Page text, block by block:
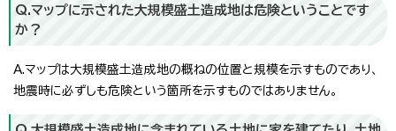
Q.マップに示された大規模盛土造成地は危険ということです
か？
A.マップは大規模盛土造成地の概ねの位置と規模を示すものであり、
地震時に必ずしも危険という箇所を示すものではありません。